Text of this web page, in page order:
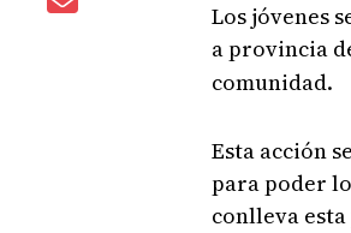
Los jóvenes
a provincia
comunidad.
Esta acción
para poder
conlleva